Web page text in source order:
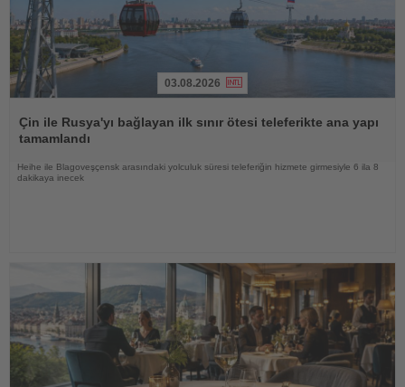
Oku
03.08.2026
Çin ile Rusya'yı bağlayan ilk sınır ötesi teleferikte ana yapı
tamamlandı
Heihe ile Blagoveşçensk arasındaki yolculuk süresi teleferiğin hizmete girmesiyle 6 ila 8
dakikaya inecek